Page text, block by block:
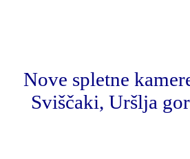
Nove spletne
Sviščaki, Uršlja